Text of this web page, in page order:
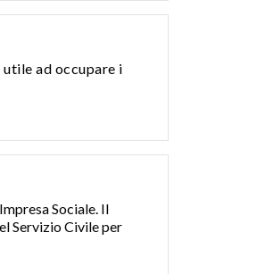
ad occupare i
Impresa Sociale. Il
Servizio Civile per